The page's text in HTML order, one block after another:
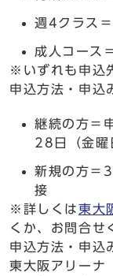
週4クラス
成人コース
※いずれも申込
申込方法・申込
継続の方＝
28日（金曜
新規の方＝
接
※詳しくは東大
くか、お問合せ
申込方法・申
東大阪アリー